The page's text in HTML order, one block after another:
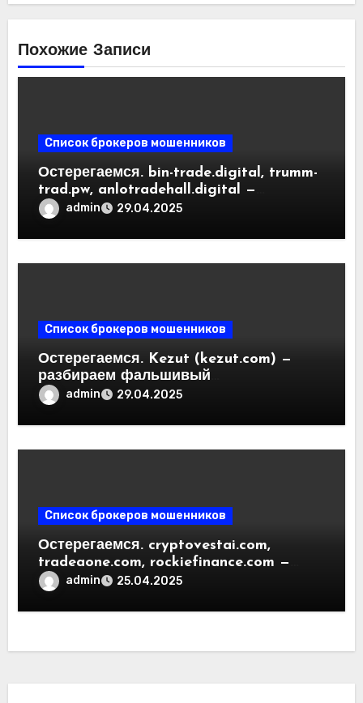
Похожие Записи
Список брокеров мошенников
Остерегаемся. bin-trade.digital, trumm-
trad.pw, anlotradehall.digital —
разоблачение фальшивых
Отзывы пользователей
admin 29.04.2025
Список брокеров мошенников
Остерегаемся. Kezut (kezut.com) —
разбираем фальшивый
криптовалютный обменник. Как
пользователей
admin 29.04.2025
Список брокеров мошенников
Остерегаемся. cryptovestai.com,
tradeaone.com, rockiefinance.com —
обзор новых платформ для
admin 25.04.2025